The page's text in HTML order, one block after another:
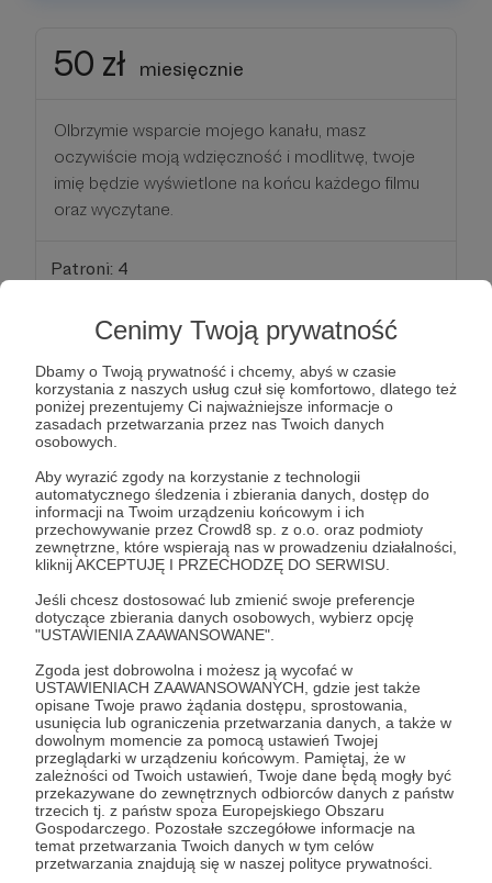
Cenimy Twoją prywatność
Dbamy o Twoją prywatność i chcemy, abyś w czasie
korzystania z naszych usług czuł się komfortowo, dlatego też
poniżej prezentujemy Ci najważniejsze informacje o
zasadach przetwarzania przez nas Twoich danych
osobowych.
Aby wyrazić zgody na korzystanie z technologii
automatycznego śledzenia i zbierania danych, dostęp do
informacji na Twoim urządzeniu końcowym i ich
przechowywanie przez Crowd8 sp. z o.o. oraz podmioty
zewnętrzne, które wspierają nas w prowadzeniu działalności,
kliknij AKCEPTUJĘ I PRZECHODZĘ DO SERWISU.
Jeśli chcesz dostosować lub zmienić swoje preferencje
dotyczące zbierania danych osobowych, wybierz opcję
"USTAWIENIA ZAAWANSOWANE".
Zgoda jest dobrowolna i możesz ją wycofać w
USTAWIENIACH ZAAWANSOWANYCH, gdzie jest także
opisane Twoje prawo żądania dostępu, sprostowania,
usunięcia lub ograniczenia przetwarzania danych, a także w
dowolnym momencie za pomocą ustawień Twojej
przeglądarki w urządzeniu końcowym. Pamiętaj, że w
zależności od Twoich ustawień, Twoje dane będą mogły być
przekazywane do zewnętrznych odbiorców danych z państw
trzecich tj. z państw spoza Europejskiego Obszaru
Gospodarczego. Pozostałe szczegółowe informacje na
temat przetwarzania Twoich danych w tym celów
przetwarzania znajdują się w naszej polityce prywatności.
50 zł miesięcznie
Olbrzymie wsparcie mojego kanału, masz
oczywiście moją wdzięczność i modlitwę, twoje
imię będzie wyświetlone na końcu każdego filmu
oraz wyczytane.
Patroni: 4
100 zł miesięcznie
Gigantyczne wsparcie mojego kanału, masz
imię zostanie wyświetlone i wyczytane pod
każdym filmem, co więcej, będziesz miał prawo
obejrzeć/zrecenzować moje nowe filmy przed
premierą, prócz polemik.
Patroni: 5
200 zł miesięcznie
Brakuje mi już opisów, jak duże to wsparcie dla
kanału, twoje imię zostanie wyświetlone na
początku każdego filmu, jak również wyświetlone i
wyczytane na końcu.